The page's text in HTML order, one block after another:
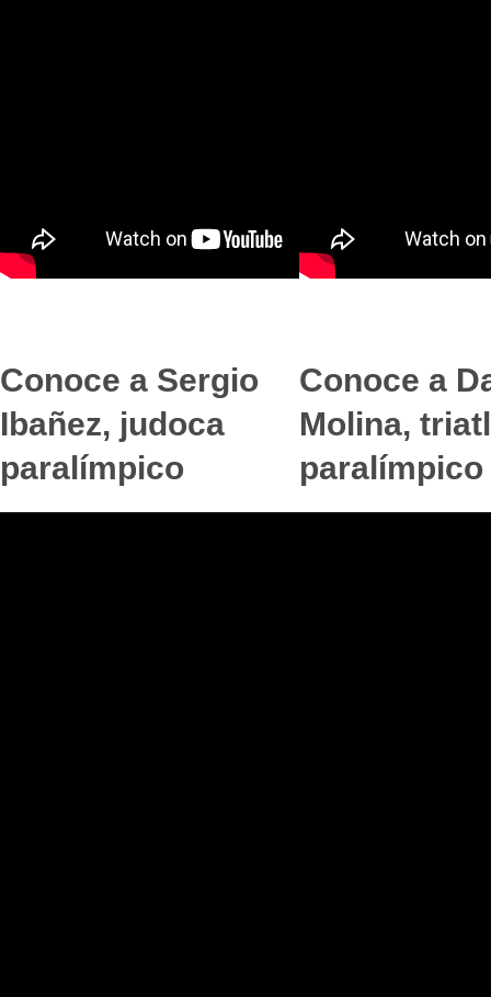
Conoce a Sergio
Ibañez, judoca
paralímpico
Conoce a
Molina,
paralímpico